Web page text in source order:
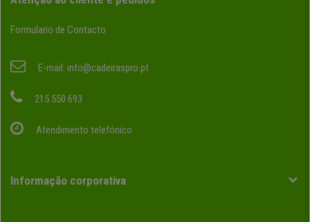
Formulario de Contacto
E-mail: info@cadeiraspro.pt
215 550 693
Atendimento telefónico
Informação corporativa